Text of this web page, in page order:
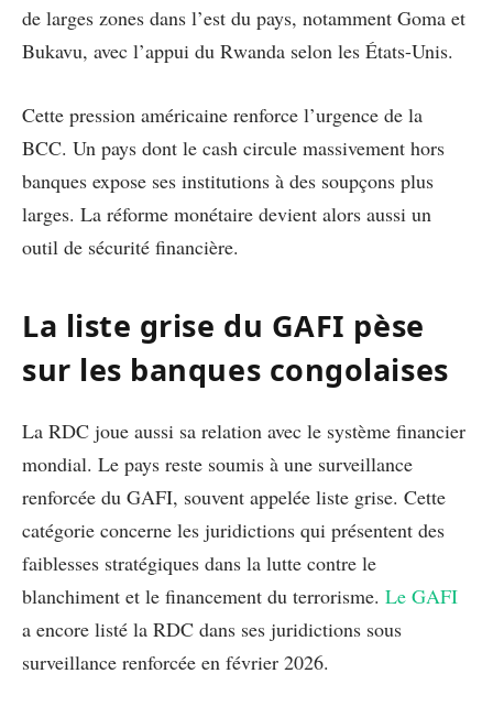
de larges zones dans l’est du pays, notamment Goma et
Bukavu, avec l’appui du Rwanda selon les États-Unis.
Cette pression américaine renforce l’urgence de la
BCC. Un pays dont le cash circule massivement hors
banques expose ses institutions à des soupçons plus
larges. La réforme monétaire devient alors aussi un
outil de sécurité financière.
La liste grise du GAFI pèse
sur les banques congolaises
La RDC joue aussi sa relation avec le système financier
mondial. Le pays reste soumis à une surveillance
renforcée du GAFI, souvent appelée liste grise. Cette
catégorie concerne les juridictions qui présentent des
faiblesses stratégiques dans la lutte contre le
blanchiment et le financement du terrorisme. Le GAFI
a encore listé la RDC dans ses juridictions sous
surveillance renforcée en février 2026.